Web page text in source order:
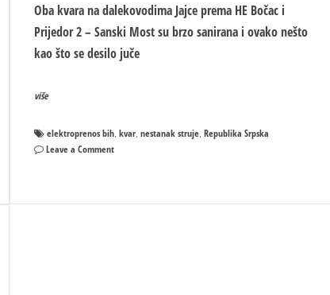
Oba kvara na dalekovodima Јajce prema HE Bočac i
Prijedor 2 – Sanski Most su brzo sanirana i ovako nešto
kao što se desilo juče
više
elektroprenos bih,kvar,nestanak struje,Republika Srpska
Leave a Commenton